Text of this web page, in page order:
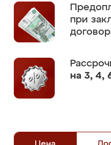
при
на 3, 4,